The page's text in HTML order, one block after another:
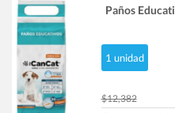
Paños
1 unidad
$12,382